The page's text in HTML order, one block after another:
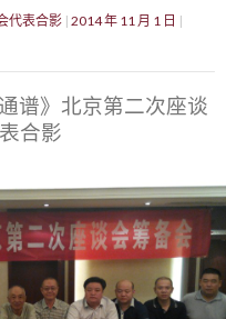
代表合影 2014 年 11 月 1 日
谱》北京第二次座谈
合影